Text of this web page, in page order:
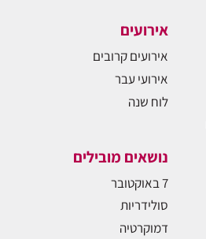
אירועים
אירועים קרובים
אירועי עבר
לוח שנה
נושאים מובילים
7 באוקטובר
סולידריות
דמוקרטיה